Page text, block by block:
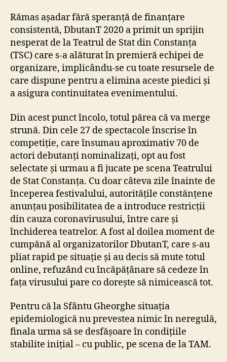
Rămas așadar fără speranță de finanțare
consistentă, DbutanT 2020 a primit un sprijin
nesperat de la Teatrul de Stat din Constanța
(TSC) care s-a alăturat în premieră echipei de
organizare, implicându-se cu toate resursele de
care dispune pentru a elimina aceste piedici și
a asigura continuitatea evenimentului.
Din acest punct încolo, totul părea că va merge
strună. Din cele 27 de spectacole înscrise în
competiție, care însumau aproximativ 70 de
actori debutanți nominalizați, opt au fost
selectate și urmau a fi jucate pe scena Teatrului
de Stat Constanța. Cu doar câteva zile înainte de
începerea festivalului, autoritățile constănțene
anunțau posibilitatea de a introduce restricții
din cauza coronavirusului, între care și
închiderea teatrelor. A fost al doilea moment de
cumpănă al organizatorilor DbutanT, care s-au
pliat rapid pe situație și au decis să mute totul
online, refuzând cu încăpățânare să cedeze în
fața virusului pare co dorește să nimicească tot.
Pentru că la Sfântu Gheorghe situația
epidemiologică nu prevestea nimic în neregulă,
finala urma să se desfășoare în condițiile
stabilite inițial – cu public, pe scena de la TAM.